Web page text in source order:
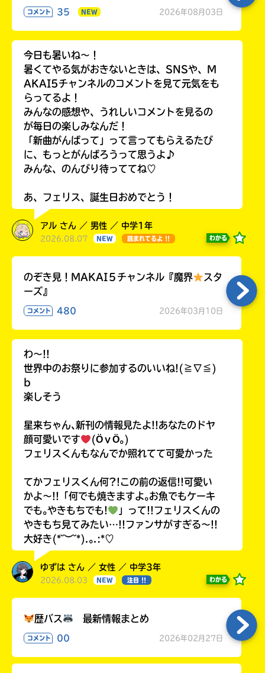
コメント 35 NEW 2026年08月03日
今日も暑いね〜！
暑くてやる気がおきないときは、SNSや、M
AKAI5チャンネルのコメントを見て元気をも
らってるよ！
みんなの感想や、うれしいコメントを見るの
が毎日の楽しみなんだ！
「新曲がんばって」って言ってもらえるたび
に、もっとがんばろうって思うよ♪
みんな、のんびり待っててね♡
あ、フェリス、誕生日おめでとう！
アル さん ／ 男性 ／ 中学1年
2026.08.07 NEW 読まれてるよ !! わかる
のぞき見！MAKAI５チャンネル『魔界
スタ
ーズ』
コメント 480 2026年03月10日
わ〜!!
世界中のお祭りに参加するのいいね!(≧∇≦)
b
楽しそう
星来ちゃん､新刊の情報見たよ!!あなたのドヤ
顔可愛いです
(ӦｖӦ｡)
フェリスくんもなんでか照れてて可愛かった
てかフェリスくん何?!この前の返信!!可愛い
かよ〜!!「何でも焼きますよ｡お魚でもケーキ
でも｡やきもちでも!
」って!!フェリスくんの
やきもち見てみたい…!!ファンサがすぎる〜!!
大好き(*˘︶˘*).｡.:*♡
ゆずは さん ／ 女性 ／ 中学3年
2026.08.03 NEW 注目 !! わかる
歴バス 最新情報まとめ
コメント 00 2026年02月27日